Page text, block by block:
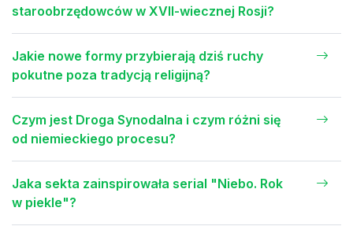
staroobrzędowców w XVII-wiecznej Rosji?
Jakie nowe formy przybierają dziś ruchy
pokutne poza tradycją religijną?
Czym jest Droga Synodalna i czym różni się
od niemieckiego procesu?
Jaka sekta zainspirowała serial "Niebo. Rok
w piekle"?